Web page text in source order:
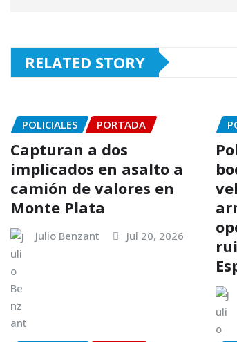
RELATED STORY
POLICIALES PORTADA
Capturan a dos
implicados en asalto a
camión de valores en
Monte Plata
Julio Benzant Jul 20, 2026